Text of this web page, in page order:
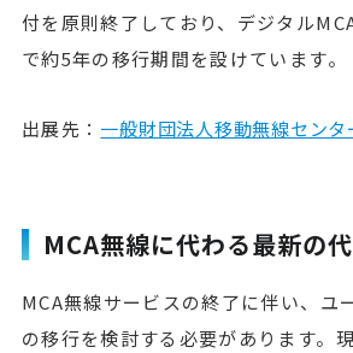
付を原則終了しており、デジタル
で約5年の移行期間を設けています。
出展先： 一般財団法人移動無線センタ
MCA無線に代わる最新の
MCA無線サービスの終了に伴い、ユ
の移行を検討する必要があります。